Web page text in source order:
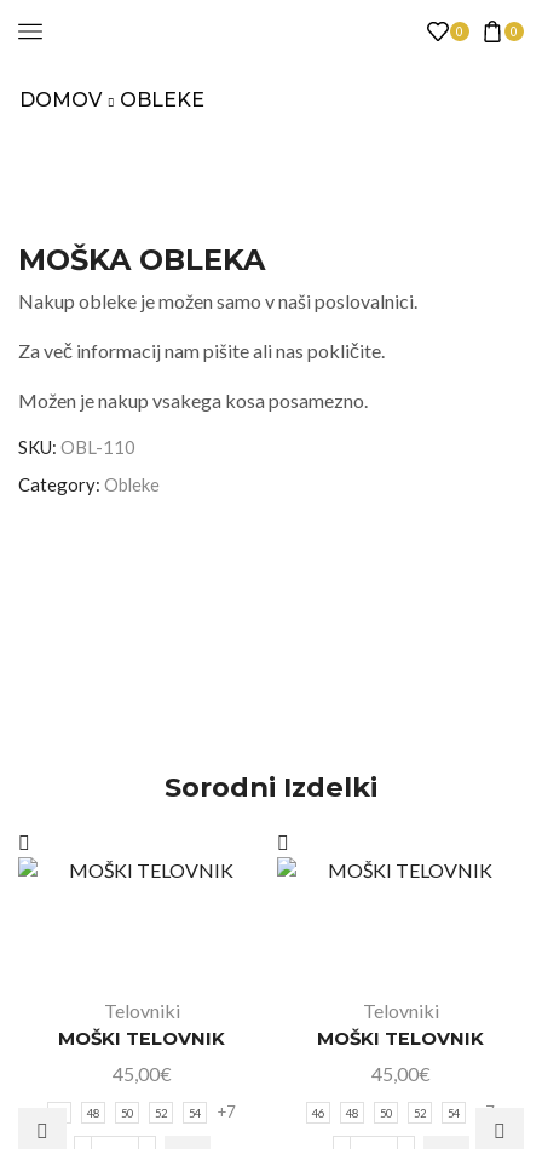
0 0
DOMOV OBLEKE
MOŠKA OBLEKA
Nakup obleke je možen samo v naši poslovalnici.
Za več informacij nam pišite ali nas pokličite.
Možen je nakup vsakega kosa posamezno.
SKU: OBL-110
Category: Obleke
Sorodni Izdelki
Telovniki
MOŠKI TELOVNIK
45,00€
48 50 52 54 +7
Telovniki
MOŠKI TELOVNIK
45,00€
46 48 50 52 54 +7